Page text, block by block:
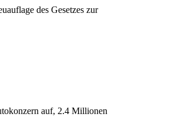
des Gesetzes zur
auf, 2.4 Millionen